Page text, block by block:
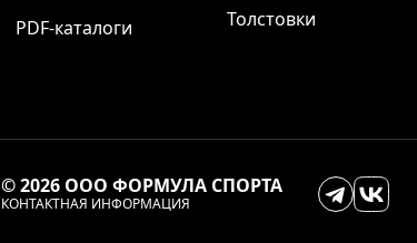
PDF-каталоги
Толстовки
© 2026 ООО ФОРМУЛА СПОРТА
КОНТАКТНАЯ ИНФОРМАЦИЯ